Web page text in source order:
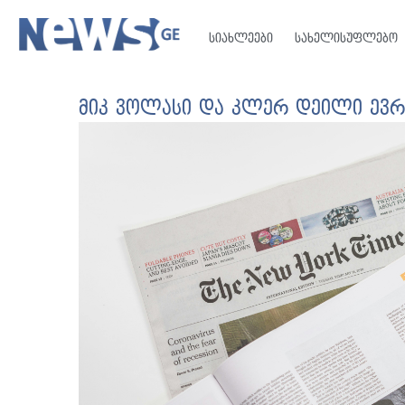
სიახლეები სახელისუფლებო
მიკ ვოლასი და კლერ დეილი